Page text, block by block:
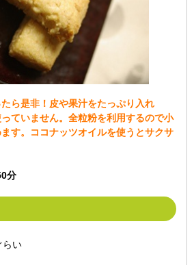
ら是非！皮や果汁をたっぷり入れ
ていません。全粒粉を利用するので小
す。ココナッツオイルを使うとサクサ
分
らい